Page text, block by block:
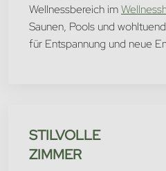
Wellnessbereich im
Saunen, Pools und
für Entspannung und neue
STILVOLLE
ZIMMER